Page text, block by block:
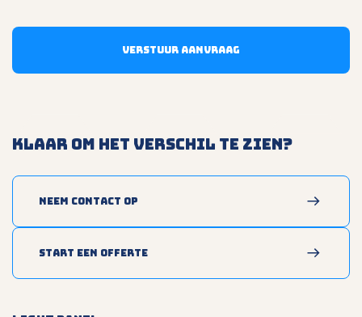
Verstuur aanvraag
Klaar om het verschil te zien?
Neem contact op
Start een offerte